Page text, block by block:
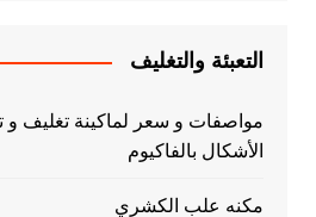
التعبئة والتغليف
مواصفات و سعر لماكينة تغليف و
الأشكال بالفاكيوم
مكنه علب الكشري